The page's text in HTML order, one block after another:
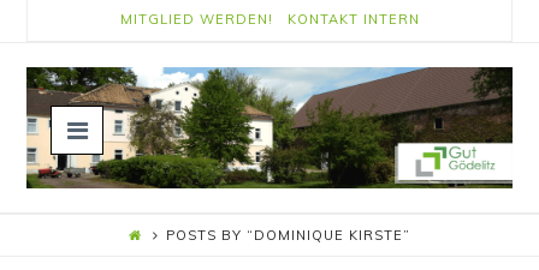
MITGLIED WERDEN! KONTAKT INTERN
Navigation
POSTS BY “DOMINIQUE KIRSTE ”